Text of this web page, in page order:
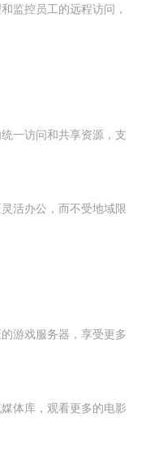
监控员工的远程访问，
一访问和共享资源，支
活办公，而不受地域限
游戏服务器，享受更多
体库，观看更多的电影